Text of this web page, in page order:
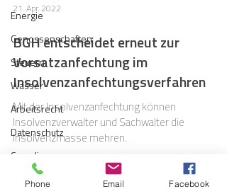
Energie
Genossenschaften
Steuern
Wasser
Arbeitsrecht
Datenschutz
Compliance
Gas
21. Apr. 2022
BGH entscheidet erneut zur
Vorsatzanfechtung im
Insolvenzanfechtungsverfahren
Mit der Insolvenzanfechtung können
Insolvenzverwalter und Sachwalter die
Insolvenzmasse mehren.
Phone Email Facebook